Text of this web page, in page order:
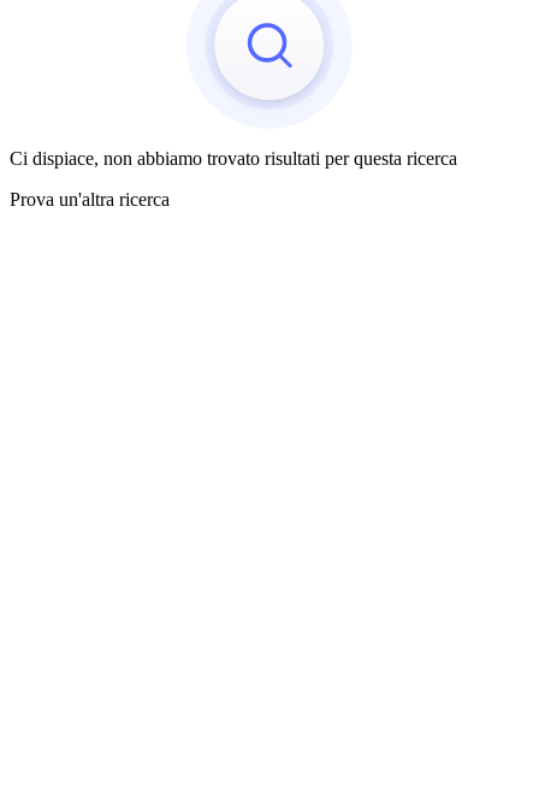
Ci dispiace, non abbiamo trovato risultati per questa ricerca
Prova un'altra ricerca